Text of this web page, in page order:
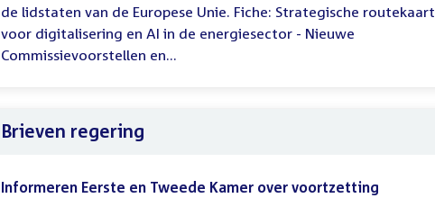
de lidstaten van de Europese Unie. Fiche: Strategische routekaart
voor digitalisering en AI in de energiesector - Nieuwe
Commissievoorstellen en...
Brieven regering
Informeren Eerste en Tweede Kamer over voortzetting